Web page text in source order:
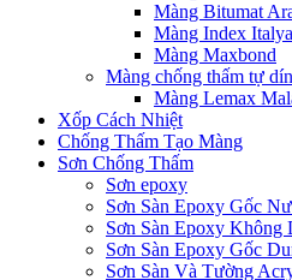
Màng Bitumat
Màng Index Italya
Màng Maxbond
Màng chống thấm tự
Màng Lemax
Xốp Cách Nhiệt
Chống Thấm Tạo Màng
Sơn Chống Thấm
Sơn epoxy
Sơn Sàn Epoxy Gốc
Sơn Sàn Epoxy Không
Sơn Sàn Epoxy Gốc
Sơn Sàn Và Tường